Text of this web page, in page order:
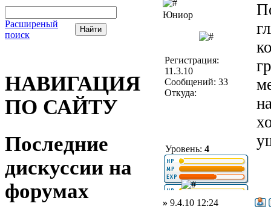
Расширеный
поиск
НАВИГАЦИЯ
ПО САЙТУ
Последние
дискуссии на
форумах
Юниор
Регистрация:
11.3.10
Сообщений: 33
Откуда:
Уровень: 4
» 9.4.10 12:24